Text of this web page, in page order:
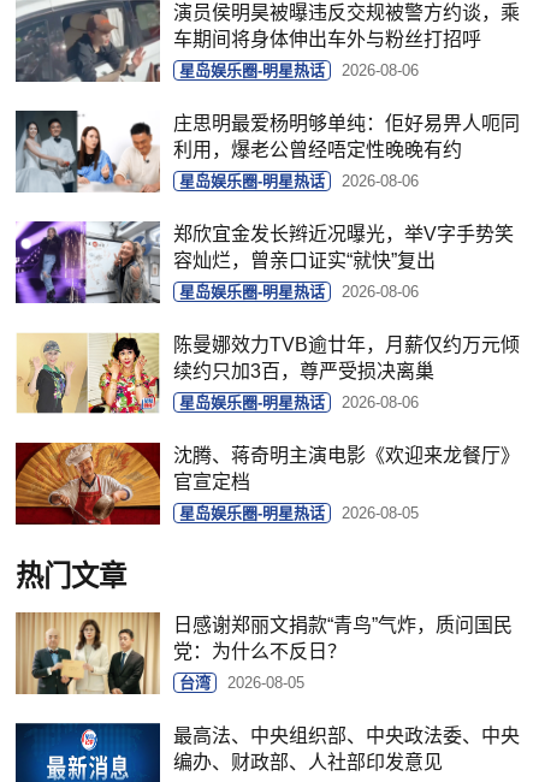
演员侯明昊被曝违反交规被警方约谈，乘
车期间将身体伸出车外与粉丝打招呼
星岛娱乐圈-明星热话 2026-08-06
庄思明最爱杨明够单纯：佢好易畀人呃同
利用，爆老公曾经唔定性晚晚有约
星岛娱乐圈-明星热话 2026-08-06
郑欣宜金发长辫近况曝光，举V字手势笑
容灿烂，曾亲口证实“就快”复出
星岛娱乐圈-明星热话 2026-08-06
陈曼娜效力TVB逾廿年，月薪仅约万元倾
续约只加3百，尊严受损决离巢
星岛娱乐圈-明星热话 2026-08-06
沈腾、蒋奇明主演电影《欢迎来龙餐厅》
官宣定档
星岛娱乐圈-明星热话 2026-08-05
热门文章
日感谢郑丽文捐款“青鸟”气炸，质问国民
党：为什么不反日？
台湾 2026-08-05
最高法、中央组织部、中央政法委、中央
编办、财政部、人社部印发意见